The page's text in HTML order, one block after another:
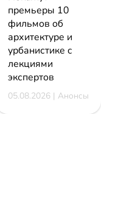
премьеры 10
фильмов об
архитектуре и
урбанистике с
лекциями
экспертов
05.08.2026 | Анонсы